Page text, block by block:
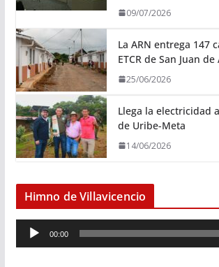
09/07/2026
La ARN entrega 147
ETCR de San Juan de
25/06/2026
Llega la electricidad
de Uribe-Meta
14/06/2026
Himno de Villavicencio
e
00:00